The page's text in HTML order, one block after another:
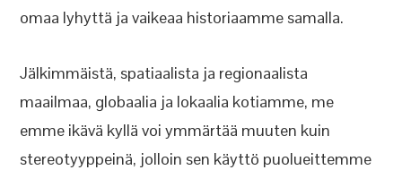
omaa lyhyttä ja vaikeaa historiaamme samalla.
Jälkimmäistä, spatiaalista ja regionaalista
maailmaa, globaalia ja lokaalia kotiamme, me
emme ikävä kyllä voi ymmärtää muuten kuin
stereotyyppeinä, jolloin sen käyttö puolueittemme